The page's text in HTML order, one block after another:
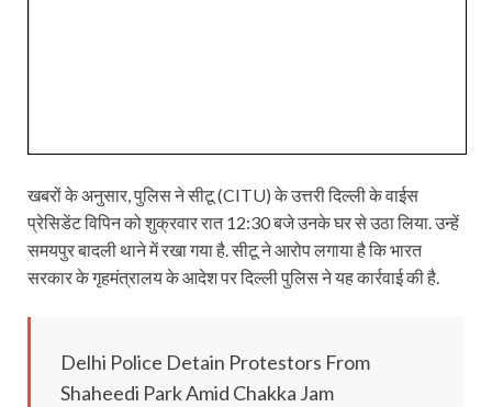
खबरों के अनुसार, पुलिस ने सीटू (CITU) के उत्तरी दिल्ली के वाईस
प्रेसिडेंट विपिन को शुक्रवार रात 12:30 बजे उनके घर से उठा लिया. उन्हें
समयपुर बादली थाने में रखा गया है. सीटू ने आरोप लगाया है कि भारत
सरकार के गृहमंत्रालय के आदेश पर दिल्ली पुलिस ने यह कार्रवाई की है.
Delhi Police Detain Protestors From
Shaheedi Park Amid Chakka Jam